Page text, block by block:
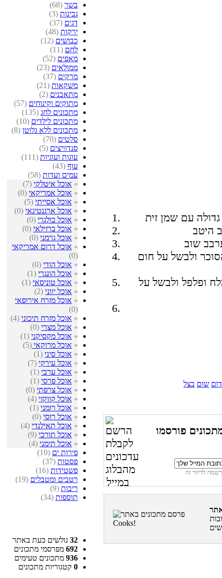
בשר (68)
גבינות (3)
דגים (37)
ירקות (48)
כבושים (12)
לחם (11)
מאפים (52)
ממולאים (23)
מרקים (37)
משקאות (21)
מתאבנים (2)
מתוקים וקינוחים (57)
מתכונים לחג (135)
מתכונים לילדים (10)
מתכונים ללא גלוטן (8)
סלטים (70)
סנדוויצים (5)
עוגות ועוגיות (111)
עוף (43)
עמים ועדות (58)
» אוכל איטלקי (7)
» אוכל אמריקאי (0)
» אוכל אסייתי (5)
» אוכל ארגנטינאי (0)
» אוכל בולגרי (0)
» אוכל ברזילאי (0)
» אוכל גרמני (0)
» אוכל דרום אמריקאי
(0)
» אוכל הודי (0)
» אוכל הונגרי (1)
» אוכל טוניסאי (1)
» אוכל יווני (2)
» אוכל מזרח אירופאי
(0)
» אוכל מזרח תיכוני (4)
» אוכל מצרי (0)
» אוכל מקסיקני (1)
» אוכל מרוקאי (5)
» אוכל סיני (1)
» אוכל עירקי (7)
» אוכל ערבי (1)
» אוכל פרסי (1)
» אוכל צרפתי (0)
» אוכל קווקזי (4)
» אוכל רומני (1)
» אוכל רוסי (0)
» אוכל תאילנדי (4)
» אוכל תורכי (9)
» אוכל תימני (4)
פירות ים (10)
פסטות (37)
פשטידות (16)
רטבים ומטבלים (19)
ריבות (9)
תוספות (34)
32 גולשים כעת באתר
692 מפרסמי מתכונים
936 מתכונים טעימים
0 קטגוריות מתכונים
ולבשל על חום
ופלפל ולבשל על
שום בצל
פורסמו